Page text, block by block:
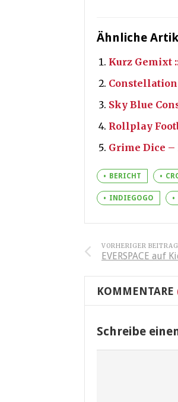
Ähnliche
Kurz Gemixt
Sky Blue
Rollplay
Grime Dice
BERICHT
INDIEGOGO
VORHERIGER BEITRAG
EVERSPACE auf
KOMMENTARE
Schreibe